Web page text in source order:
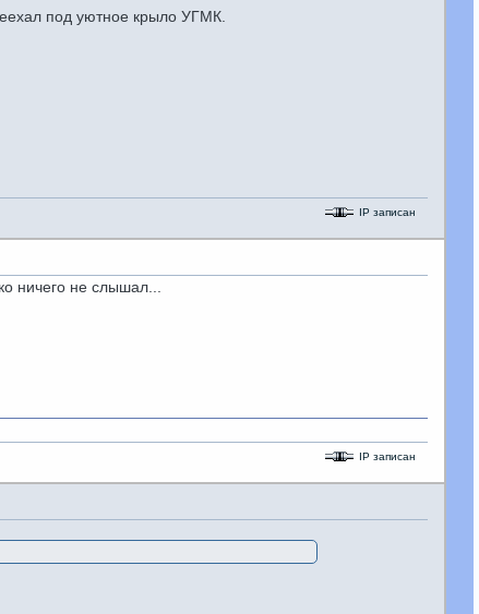
под уютное крыло УГМК.
IP записан
ничего не слышал...
IP записан